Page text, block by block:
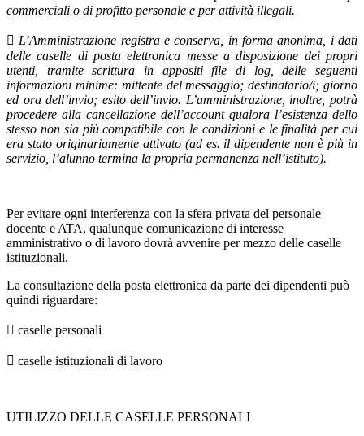
commerciali o di profitto personale e per attività illegali.
 L’Amministrazione registra e conserva, in forma anonima, i dati
delle caselle di posta elettronica messe a disposizione dei propri
utenti, tramite scrittura in appositi file di log, delle seguenti
informazioni minime: mittente del messaggio; destinatario/i; giorno
ed ora dell’invio; esito dell’invio. L’amministrazione, inoltre, potrà
procedere alla cancellazione dell’account qualora l’esistenza dello
stesso non sia più compatibile con le condizioni e le finalità per cui
era stato originariamente attivato (ad es. il dipendente non è più in
servizio, l’alunno termina la propria permanenza nell’istituto).
Per evitare ogni interferenza con la sfera privata del personale
docente e ATA, qualunque comunicazione di interesse
amministrativo o di lavoro dovrà avvenire per mezzo delle caselle
istituzionali.
La consultazione della posta elettronica da parte dei dipendenti può
quindi riguardare:
 caselle personali
 caselle istituzionali di lavoro
UTILIZZO DELLE CASELLE PERSONALI